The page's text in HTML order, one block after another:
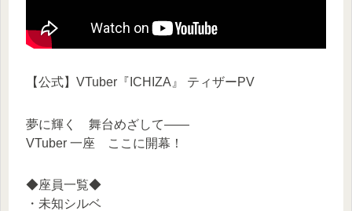
【公式】VTuber『ICHIZA』 ティザーPV
夢に輝く 舞台めざして――
VTuber 一座 ここに開幕！
◆座員一覧◆
・未知シルベ